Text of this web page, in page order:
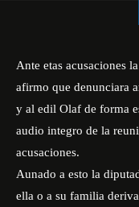
Ante etas acusaciones
afirmo que denunciara
y al edil Olaf de forma
audio integro de la
acusaciones.
Aunado a esto la
ella o a su familia